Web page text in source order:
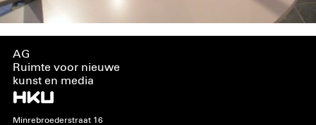
AG
Ruimte voor nieuwe
kunst en media
Minrebroederstraat 16